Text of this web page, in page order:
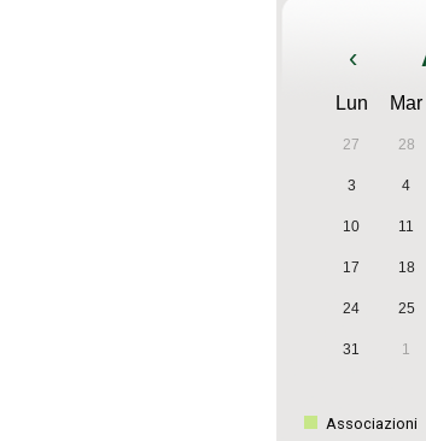
‹
Lun Mar
27 28
3 4
10 11
17 18
24 25
31 1
Associazioni